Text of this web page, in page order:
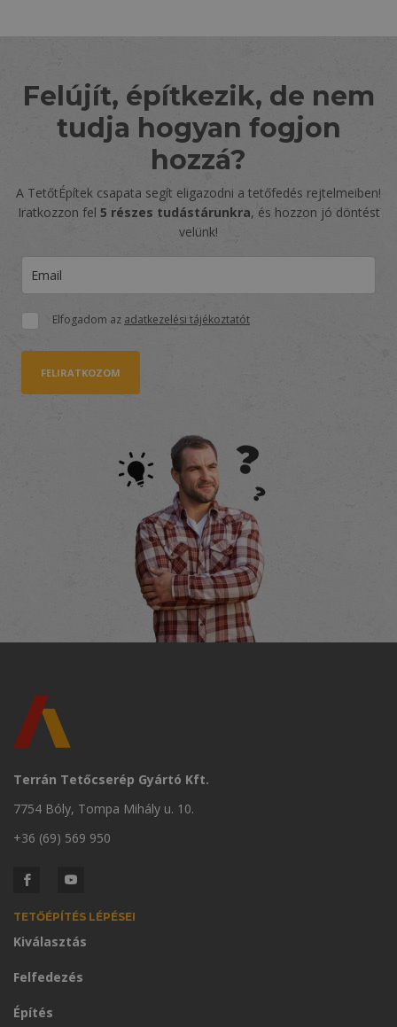
Felújít, építkezik, de nem
tudja hogyan fogjon
hozzá?
A TetőtÉpítek csapata segít eligazodni a tetőfedés rejtelmeiben!
Iratkozzon fel 5 részes tudástárunkra, és hozzon jó döntést
velünk!
Elfogadom az adatkezelési tájékoztatót
FELIRATKOZOM
Terrán Tetőcserép Gyártó Kft.
7754 Bóly, Tompa Mihály u. 10.
+36 (69) 569 950
TETŐÉPÍTÉS LÉPÉSEI
Kiválasztás
Felfedezés
Építés